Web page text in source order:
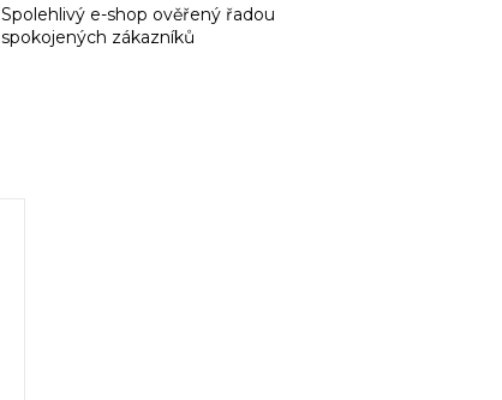
Spolehlivý e-shop ověřený řadou
spokojených zákazníků